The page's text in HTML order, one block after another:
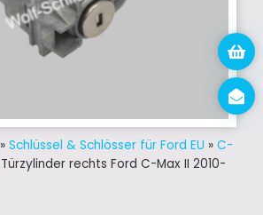
» Schlüssel & Schlösser für Ford EU » C-
Türzylinder rechts Ford C-Max II 2010-